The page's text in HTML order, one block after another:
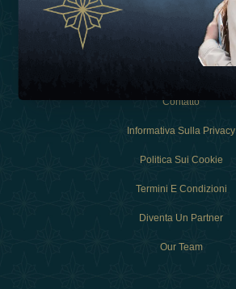
Esperienza
Contatto
Informativa Sulla Privacy
Politica Sui Cookie
Termini E Condizioni
Diventa Un Partner
Our Team